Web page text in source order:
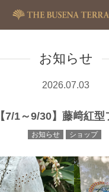
お知らせ
2026.07.03
【7/1～9/30】藤﨑紅型
お知らせ ショップ